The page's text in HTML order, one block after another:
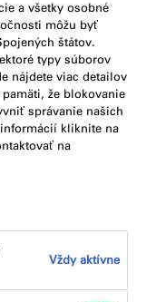
a všetky osobné
môžu byť
štátov.
typy súborov
nájdete viac detailov
že blokovanie
správanie našich
kliknite na
na
Vždy aktívne